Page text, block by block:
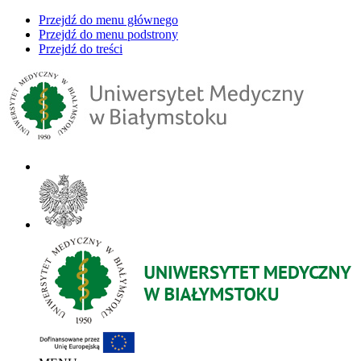
Przejdź do menu głównego
Przejdź do menu podstrony
Przejdź do treści